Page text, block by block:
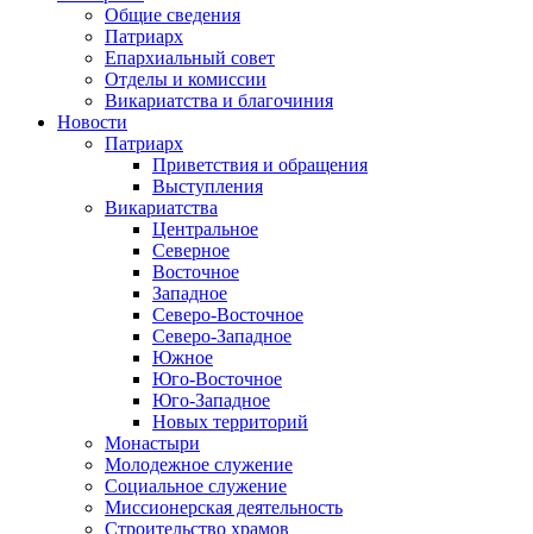
Общие сведения
Патриарх
Епархиальный совет
Отделы и комиссии
Викариатства и благочиния
Новости
Патриарх
Приветствия и обращения
Выступления
Викариатства
Центральное
Северное
Восточное
Западное
Северо-Восточное
Северо-Западное
Южное
Юго-Восточное
Юго-Западное
Новых территорий
Монастыри
Молодежное служение
Социальное служение
Миссионерская деятельность
Строительство храмов